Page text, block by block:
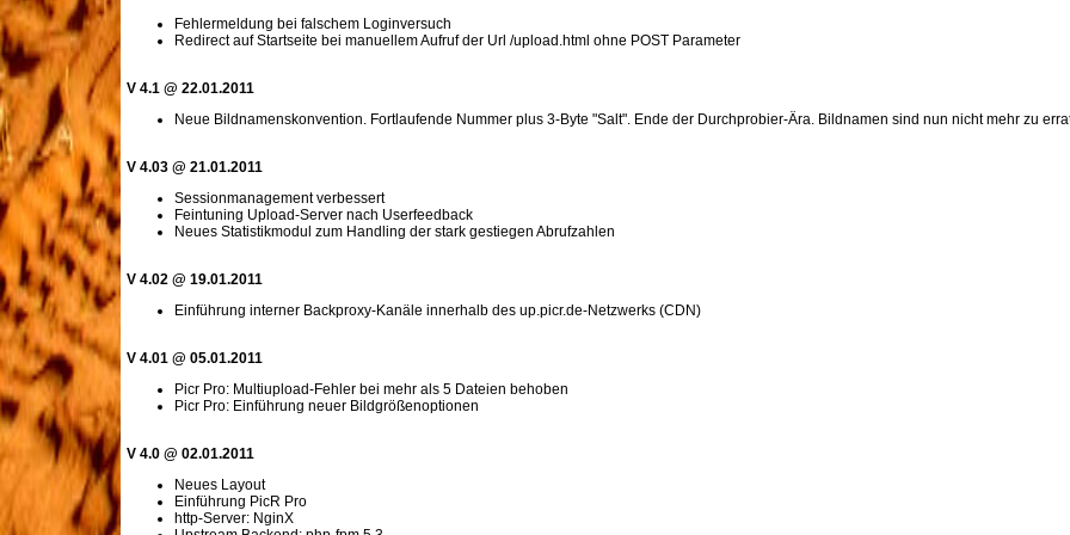
Fehlermeldung bei falschem Loginversuch
Redirect auf Startseite bei manuellem Aufruf der Url /upload.html ohne POST Parameter
V 4.1 @ 22.01.2011
Neue Bildnamenskonvention. Fortlaufende Nummer plus 3-Byte "Salt". Ende der Durchprobier-Ära. Bildnamen sind nun nicht mehr zu
V 4.03 @ 21.01.2011
Sessionmanagement verbessert
Feintuning Upload-Server nach Userfeedback
Neues Statistikmodul zum Handling der stark gestiegen Abrufzahlen
V 4.02 @ 19.01.2011
Einführung interner Backproxy-Kanäle innerhalb des up.picr.de-Netzwerks (CDN)
V 4.01 @ 05.01.2011
Picr Pro: Multiupload-Fehler bei mehr als 5 Dateien behoben
Picr Pro: Einführung neuer Bildgrößenoptionen
V 4.0 @ 02.01.2011
Neues Layout
Einführung PicR Pro
http-Server: NginX